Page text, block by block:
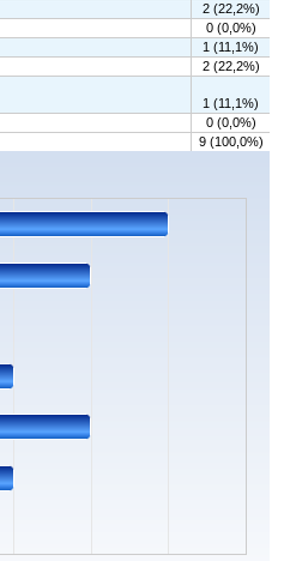
2 (22,2%)
0 (0,0%)
1 (11,1%)
2 (22,2%)
1 (11,1%)
0 (0,0%)
9 (100,0%)
Data ranges from 0 to 3.